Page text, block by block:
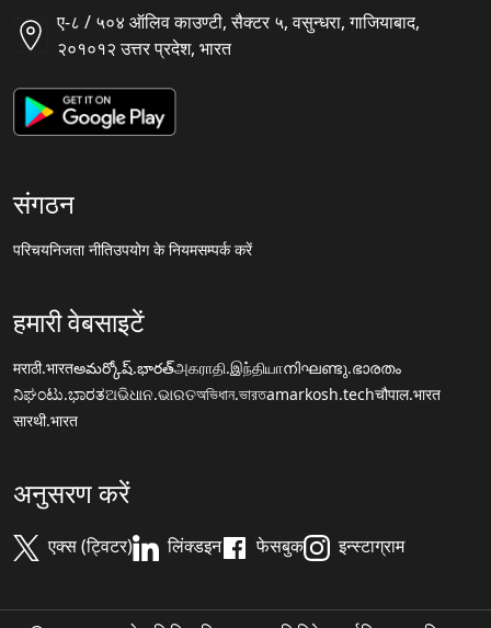
ए-८ / ५०४ ऑलिव काउण्टी, सैक्टर ५, वसुन्धरा, गाजियाबाद,
२०१०१२ उत्तर प्रदेश, भारत
संगठन
परिचयनिजता नीतिउपयोग के नियमसम्पर्क करें
हमारी वेबसाइटें
मराठी.भारतఅమర్కోష్.భారత్அகராதி.இந்தியாനിഘണ്ടു.ഭാരതം
ನಿಘಂಟು.ಭಾರತଅଭିଧାନ.ଭାରତঅভিধান.ভারতamarkosh.techचौपाल.भारत
सारथी.भारत
अनुसरण करें
एक्स (ट्विटर) लिंक्डइन फेसबुक इन्स्टाग्राम